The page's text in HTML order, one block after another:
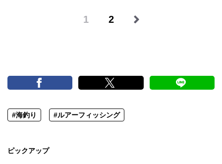
1 2
#海釣り #ルアーフィッシング
ピックアップ